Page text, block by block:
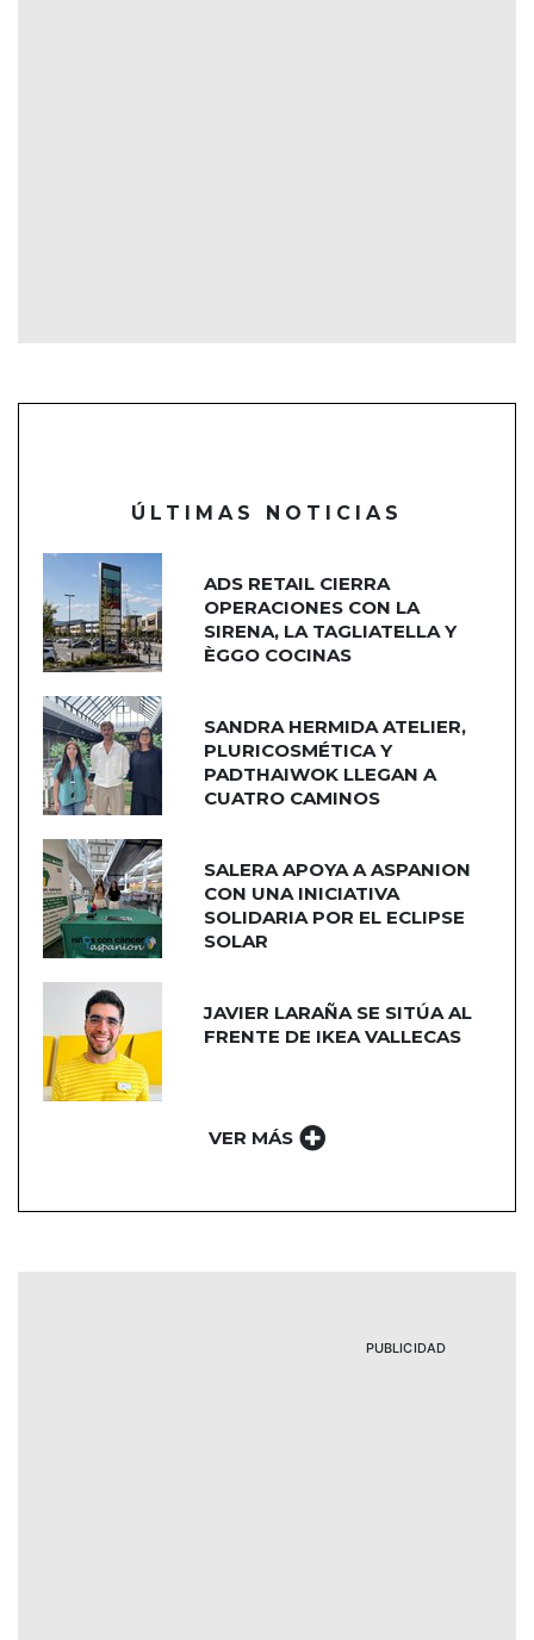
ÚLTIMAS NOTICIAS
ADS RETAIL CIERRA
OPERACIONES CON LA
SIRENA, LA TAGLIATELLA Y
ÈGGO COCINAS
SANDRA HERMIDA ATELIER,
PLURICOSMÉTICA Y
PADTHAIWOK LLEGAN A
CUATRO CAMINOS
SALERA APOYA A ASPANION
CON UNA INICIATIVA
SOLIDARIA POR EL ECLIPSE
SOLAR
JAVIER LARAÑA SE SITÚA AL
FRENTE DE IKEA VALLECAS
VER MÁS
PUBLICIDAD